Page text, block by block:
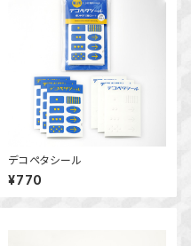
デコペタシール
¥770